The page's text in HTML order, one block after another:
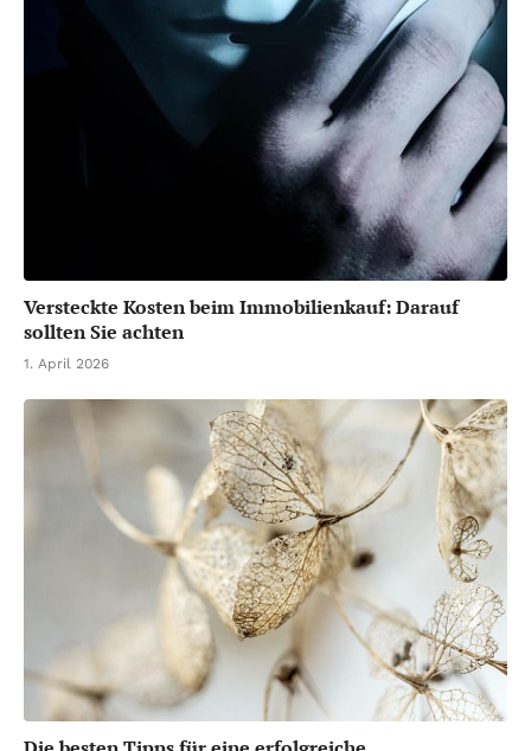
Versteckte Kosten beim Immobilienkauf: Darauf
sollten Sie achten
1. April 2026